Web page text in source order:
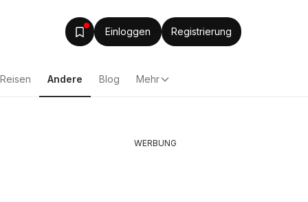
Einloggen Registrierung
Reisen Andere Blog Mehr
WERBUNG